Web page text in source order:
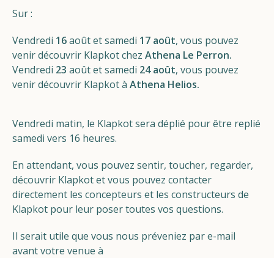
Sur :
Vendredi 16août et samedi 17 août, vous pouvez
venir découvrir Klapkot chez Athena Le Perron.
Vendredi 23 août et samedi 24 août, vous pouvez
venir découvrir Klapkot à Athena Helios.
Vendredi matin, le Klapkot sera déplié pour être replié
samedi vers 16 heures.
En attendant, vous pouvez sentir, toucher, regarder,
découvrir Klapkot et vous pouvez contacter
directement les concepteurs et les constructeurs de
Klapkot pour leur poser toutes vos questions.
Il serait utile que vous nous préveniez par e-mail
avant votre venue à